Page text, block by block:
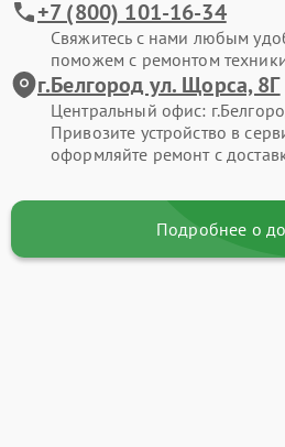
+7 (800) 101-16-34
Свяжитесь с нами любым
поможем с ремонтом
г.Белгород ул. Щорса, 8Г
Центральный офис:
Привозите устройство в
оформляйте ремонт с
Подробнее о